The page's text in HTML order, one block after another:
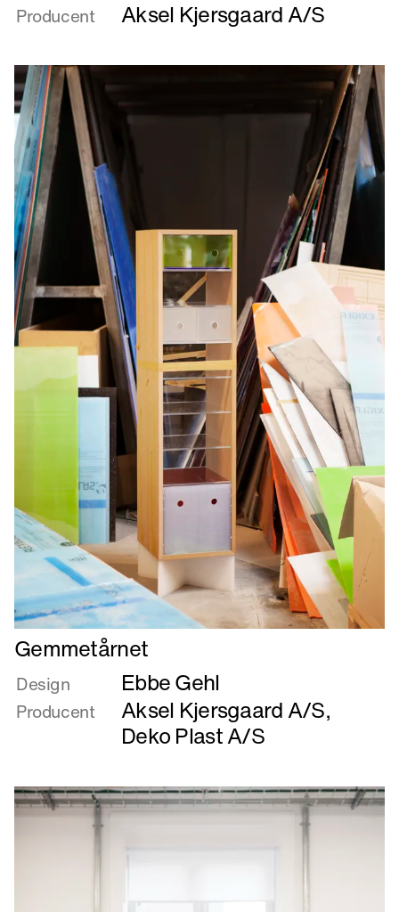
Producent Aksel Kjersgaard A/S
Læs
mere
om
Gemmetårnet
Gemmetårnet
Design Ebbe Gehl
Producent Aksel Kjersgaard A/S,
Deko Plast A/S